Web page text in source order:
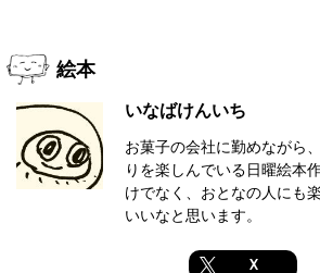
絵本
いなばけんいち
お菓子の会社に勤めながら
りを楽しんでいる日曜絵本
けでなく、おとなの人にも
いいなと思います。
X